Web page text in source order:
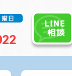
日
LINE
相談